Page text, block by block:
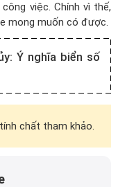
việc. Chính vì thế,
mong muốn có được.
Ý nghĩa biển số
chất tham khảo.